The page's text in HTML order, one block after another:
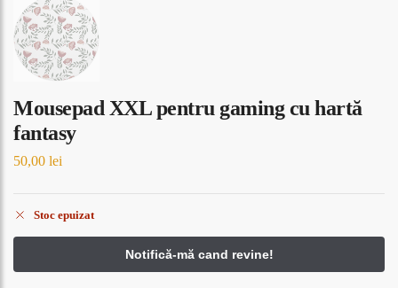
Mousepad XXL pentru gaming cu hartă
fantasy
50,00 lei
Stoc epuizat